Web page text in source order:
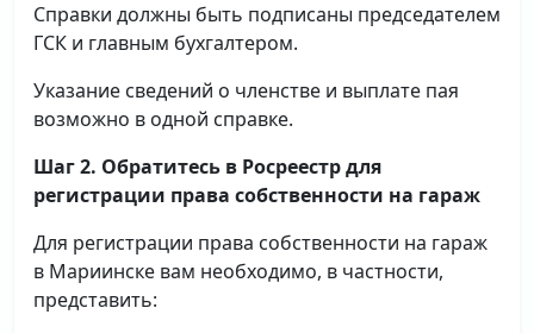
Справки должны быть подписаны председателем
ГСК и главным бухгалтером.
Указание сведений о членстве и выплате пая
возможно в одной справке.
Шаг 2. Обратитесь в Росреестр для
регистрации права собственности на гараж
Для регистрации права собственности на гараж
в Мариинске вам необходимо, в частности,
представить: